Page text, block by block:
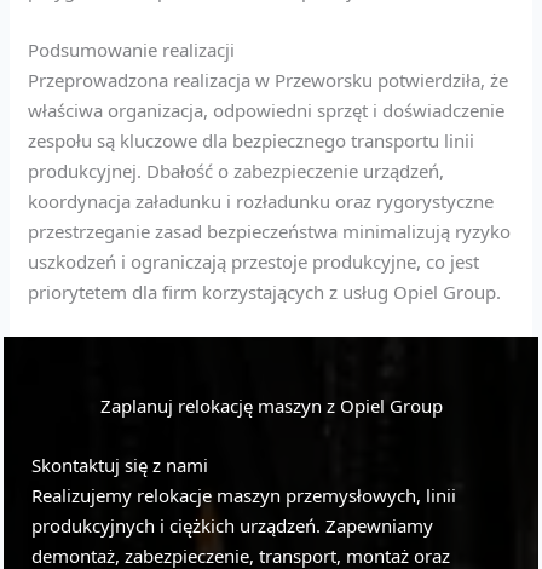
Podsumowanie realizacji
Przeprowadzona realizacja w Przeworsku potwierdziła, że
właściwa organizacja, odpowiedni sprzęt i doświadczenie
zespołu są kluczowe dla bezpiecznego transportu linii
produkcyjnej. Dbałość o zabezpieczenie urządzeń,
koordynacja załadunku i rozładunku oraz rygorystyczne
przestrzeganie zasad bezpieczeństwa minimalizują ryzyko
uszkodzeń i ograniczają przestoje produkcyjne, co jest
priorytetem dla firm korzystających z usług Opiel Group.
Zaplanuj relokację maszyn z Opiel Group
Skontaktuj się z nami
Realizujemy relokacje maszyn przemysłowych, linii
produkcyjnych i ciężkich urządzeń. Zapewniamy
demontaż, zabezpieczenie, transport, montaż oraz